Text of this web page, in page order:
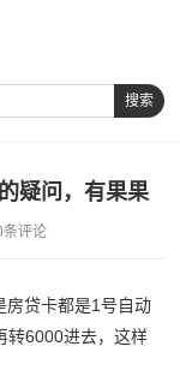
搜索
疑问，有果果
条评论
房贷卡都是1号自动
转6000进去，这样